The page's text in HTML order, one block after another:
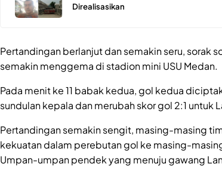
Direalisasikan
Pertandingan berlanjut dan semakin seru, sorak
semakin menggema di stadion mini USU Medan.
Pada menit ke 11 babak kedua, gol kedua
sundulan kepala dan merubah skor gol 2:1 untuk
Pertandingan semakin sengit, masing-masing
kekuatan dalam perebutan gol ke masing-
Umpan-umpan pendek yang menuju gawang